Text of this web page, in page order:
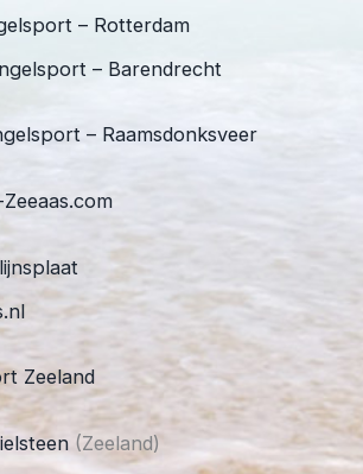
– Rotterdam
– Barendrecht
– Raamsdonksveer
Zeeland
(Zeeland)